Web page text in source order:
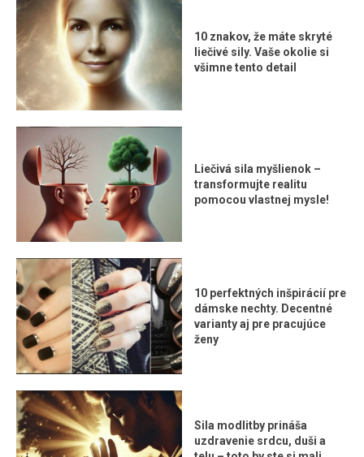
10 znakov, že máte skryté
liečivé sily. Vaše okolie si
všimne tento detail
Liečivá sila myšlienok –
transformujte realitu
pomocou vlastnej mysle!
10 perfektných inšpirácií pre
dámske nechty. Decentné
varianty aj pre pracujúce
ženy
Sila modlitby prináša
uzdravenie srdcu, duši a